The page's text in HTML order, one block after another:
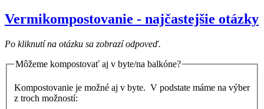
Vermikompostovanie - najčastejšie otázky
Po kliknutí na otázku sa zobrazí odpoveď.
Môžeme kompostovať aj v byte/na balkóne?
Kompostovanie je možné aj v byte. V podstate máme na výber
z troch možností: